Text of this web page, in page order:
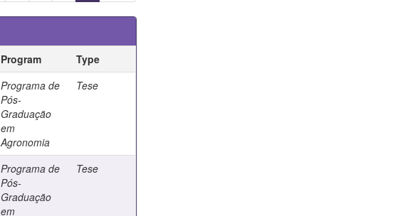
Program
Type
Programa de
Pós-
Graduação
em
Agronomia
Tese
Programa de
Pós-
Graduação
em
Tese